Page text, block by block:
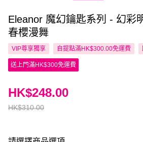
Eleanor 魔幻鑰匙系列 - 幻彩
春櫻漫舞
VIP尊享獨享 自提點滿HK$300.00免運費
送上門滿HK$300免運費
HK$310.00
HK$248.00